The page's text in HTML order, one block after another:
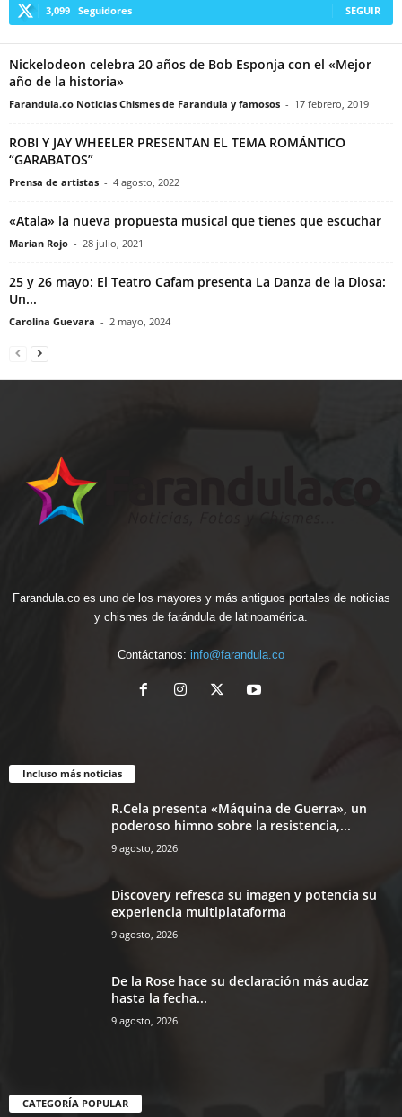
3,099 Seguidores SEGUIR
Nickelodeon celebra 20 años de Bob Esponja con el «Mejor
año de la historia»
Farandula.co Noticias Chismes de Farandula y famosos - 17 febrero, 2019
ROBI Y JAY WHEELER PRESENTAN EL TEMA ROMÁNTICO
“GARABATOS”
Prensa de artistas - 4 agosto, 2022
«Atala» la nueva propuesta musical que tienes que escuchar
Marian Rojo - 28 julio, 2021
25 y 26 mayo: El Teatro Cafam presenta La Danza de la Diosa:
Un...
Carolina Guevara - 2 mayo, 2024
Farandula.co es uno de los mayores y más antiguos portales de noticias
y chismes de farándula de latinoamérica.
Contáctanos: info@farandula.co
Incluso más noticias
R.Cela presenta «Máquina de Guerra», un
poderoso himno sobre la resistencia,...
9 agosto, 2026
Discovery refresca su imagen y potencia su
experiencia multiplataforma
9 agosto, 2026
De la Rose hace su declaración más audaz
hasta la fecha...
9 agosto, 2026
CATEGORÍA POPULAR